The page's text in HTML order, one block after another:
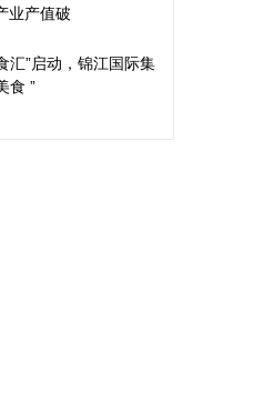
业产值破
汇”启动，锦江国际集
食 ”